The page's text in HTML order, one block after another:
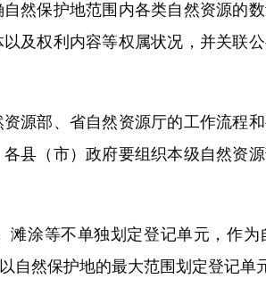
然保护地范围内各类自然资源的
及权利内容等权属状况，并关联
部、省自然资源厅的工作流程
县（市）政府要组织本级自然资
等不单独划定登记单元，作为
自然保护地的最大范围划定登记单